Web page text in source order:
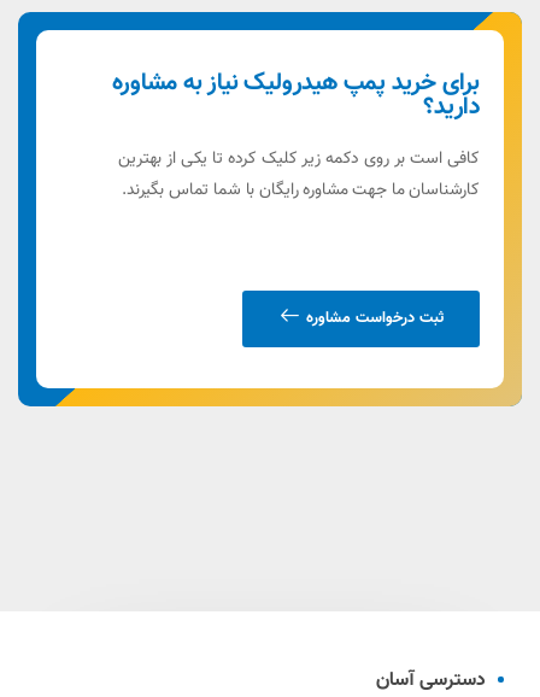
برای خرید پمپ هیدرولیک نیاز به مشاوره
دارید؟
کافی است بر روی دکمه زیر کلیک کرده تا یکی از بهترین
کارشناسان ما جهت مشاوره رایگان با شما تماس بگیرند.
ثبت درخواست مشاوره
دسترسی آسان